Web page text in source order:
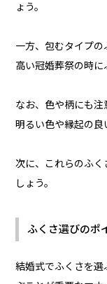
ょう。
一方、包むタイプ
高い冠婚葬祭の時に
なお、色や柄にも
明るい色や縁起の良
次に、これらのふく
しょう。
ふくさ選びのポ
結婚式でふくさを